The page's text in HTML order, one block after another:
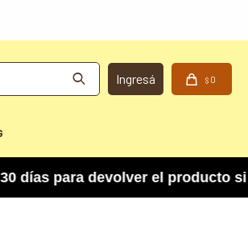
$ 0
para devolver el producto si